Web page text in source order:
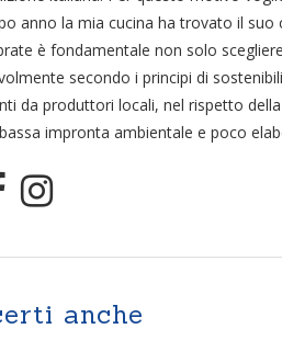
anno la mia cucina ha trovato il
è fondamentale non solo
secondo i principi di
da produttori locali, nel rispetto
impronta ambientale e poco
anche